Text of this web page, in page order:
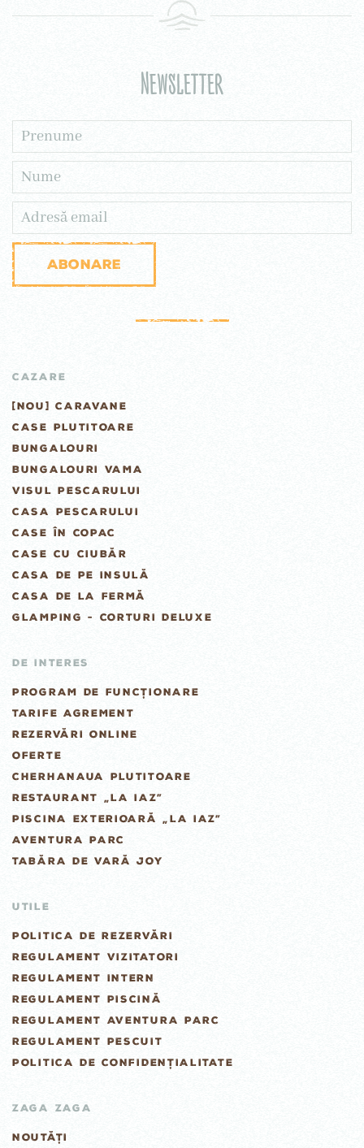
Newsletter
Abonare
CAZARE
[NOU] CARAVANE
CASE PLUTITOARE
BUNGALOURI
BUNGALOURI VAMA
VISUL PESCARULUI
CASA PESCARULUI
CASE ÎN COPAC
CASE CU CIUBĂR
CASA DE PE INSULĂ
CASA DE LA FERMĂ
GLAMPING - CORTURI DELUXE
DE INTERES
PROGRAM DE FUNCȚIONARE
TARIFE AGREMENT
REZERVĂRI ONLINE
OFERTE
CHERHANAUA PLUTITOARE
RESTAURANT „LA IAZ”
PISCINA EXTERIOARĂ „LA IAZ”
AVENTURA PARC
TABĂRA DE VARĂ JOY
UTILE
POLITICA DE REZERVĂRI
REGULAMENT VIZITATORI
REGULAMENT INTERN
REGULAMENT PISCINĂ
REGULAMENT AVENTURA PARC
REGULAMENT PESCUIT
POLITICA DE CONFIDENȚIALITATE
ZAGA ZAGA
NOUTĂȚI